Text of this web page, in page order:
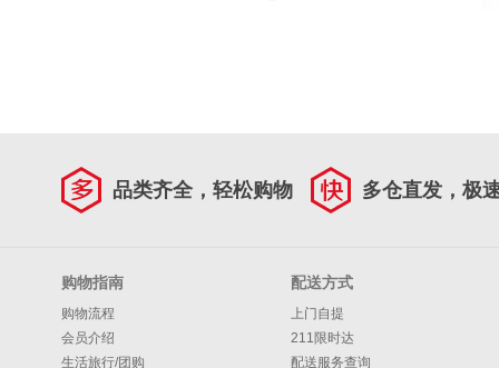
品类齐全，轻松购物 多仓直发，极
购物指南
购物流程
会员介绍
生活旅行/团购
配送方式
上门自提
211限时达
配送服务查询